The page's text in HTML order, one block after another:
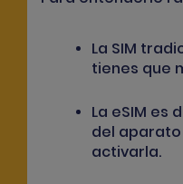
La SIM
tienes que
La eSIM es
del
activarla.